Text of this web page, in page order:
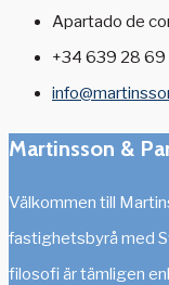
Apartado de
+34 639 28 69
Martinsson &
Välkommen till
fastighetsbyrå med
filosofi är tämligen